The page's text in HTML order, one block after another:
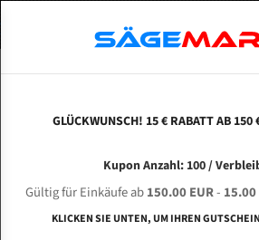
Bandsägeblätter für
ABOUTS
ENGLISH
Bi-Metall Meterware
Fleischerei Bandsägeblätter
GLÜCKWUNSCH! 15 € RABATT AB 150
Kupon Anzahl: 100 /
Gültig für Einkäufe ab150.00 EUR- 15.00
KLICKEN SIE UNTEN, UM IHREN